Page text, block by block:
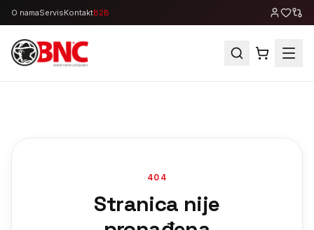
O namaServisKontaktB2B
404
Stranica nije